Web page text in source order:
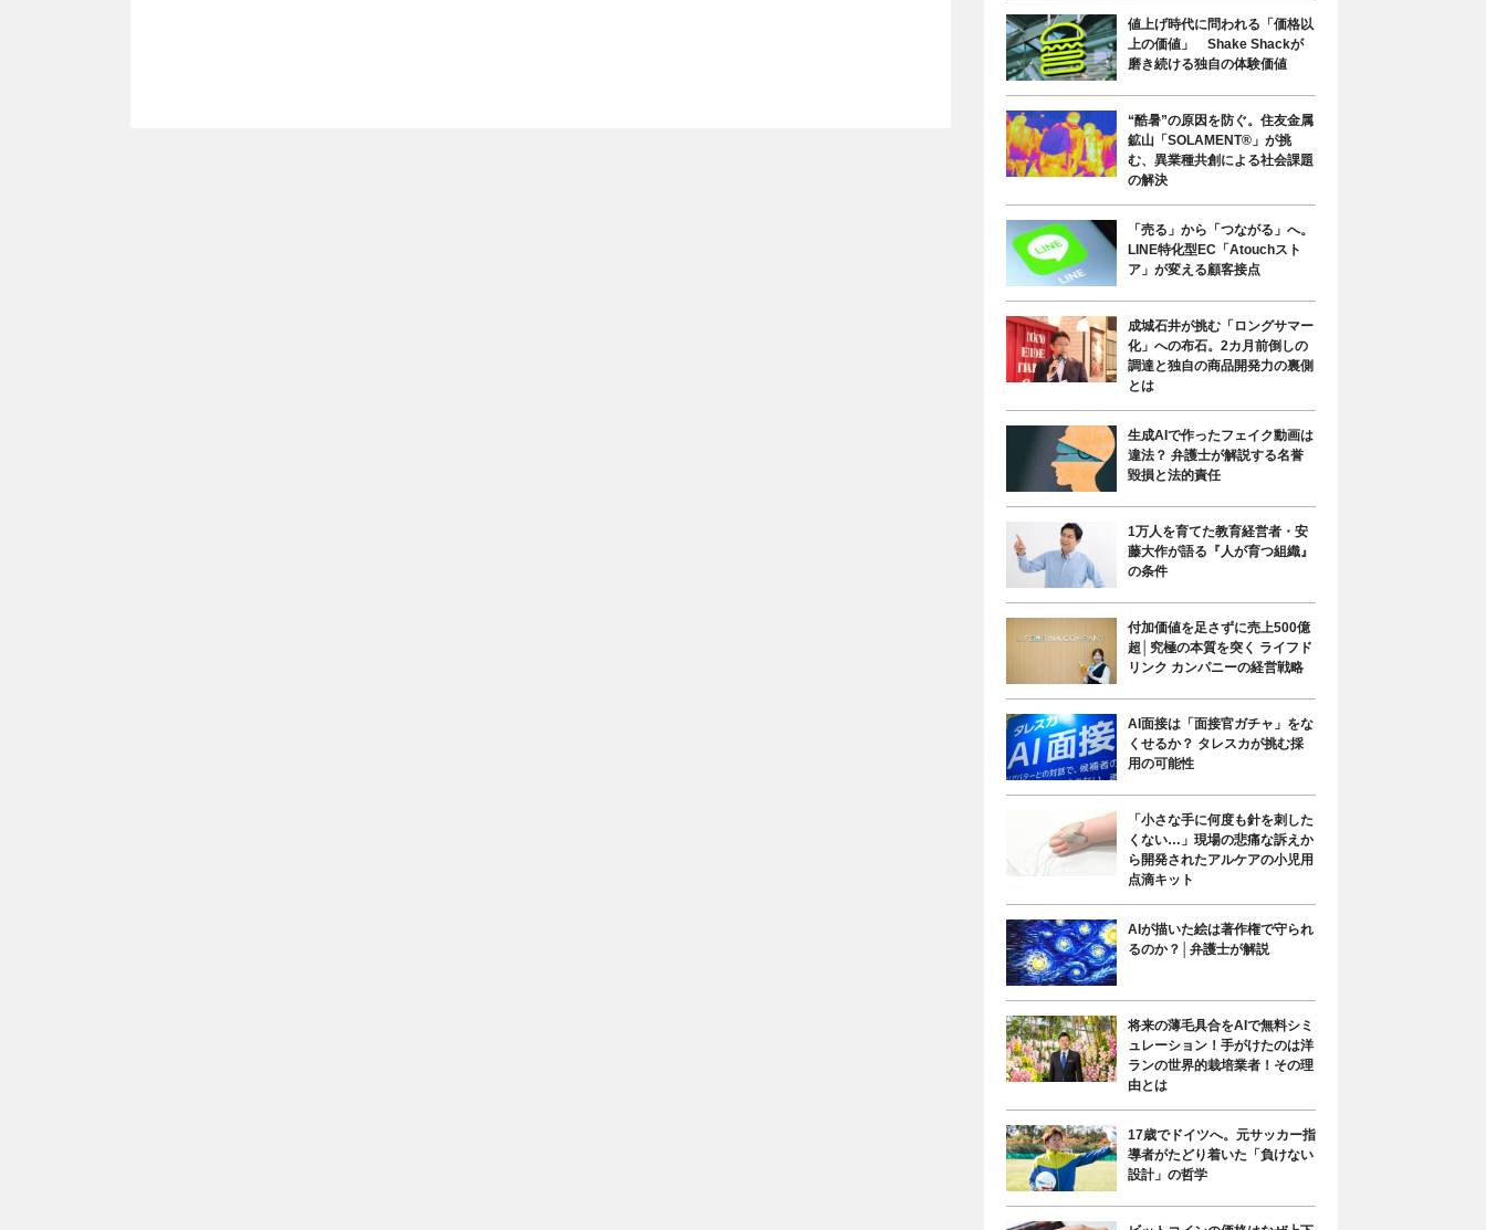
値上げ時代に問われる「価格以
上の価値」 Shake Shackが
磨き続ける独自の体験価値
“酷暑”の原因を防ぐ。住友金属
鉱山「SOLAMENT®」が挑
む、異業種共創による社会課題
の解決
「売る」から「つながる」へ。
LINE特化型EC「Atouchスト
ア」が変える顧客接点
成城石井が挑む「ロングサマー
化」への布石。2カ月前倒しの
調達と独自の商品開発力の裏側
とは
生成AIで作ったフェイク動画は
違法？ 弁護士が解説する名誉
毀損と法的責任
1万人を育てた教育経営者・安
藤大作が語る『人が育つ組織』
の条件
付加価値を足さずに売上500億
超│究極の本質を突く ライフド
リンク カンパニーの経営戦略
AI面接は「面接官ガチャ」をな
くせるか？ タレスカが挑む採
用の可能性
「小さな手に何度も針を刺した
くない…」現場の悲痛な訴えか
ら開発されたアルケアの小児用
点滴キット
AIが描いた絵は著作権で守られ
るのか？│弁護士が解説
将来の薄毛具合をAIで無料シミ
ュレーション！手がけたのは洋
ランの世界的栽培業者！その理
由とは
17歳でドイツへ。元サッカー指
導者がたどり着いた「負けない
設計」の哲学